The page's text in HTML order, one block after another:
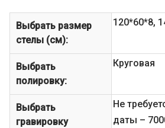
Выбрать размер
стелы (см):
120*60*8,
Выбрать
полировку:
Круговая
Выбрать
гравировку
Не
даты –